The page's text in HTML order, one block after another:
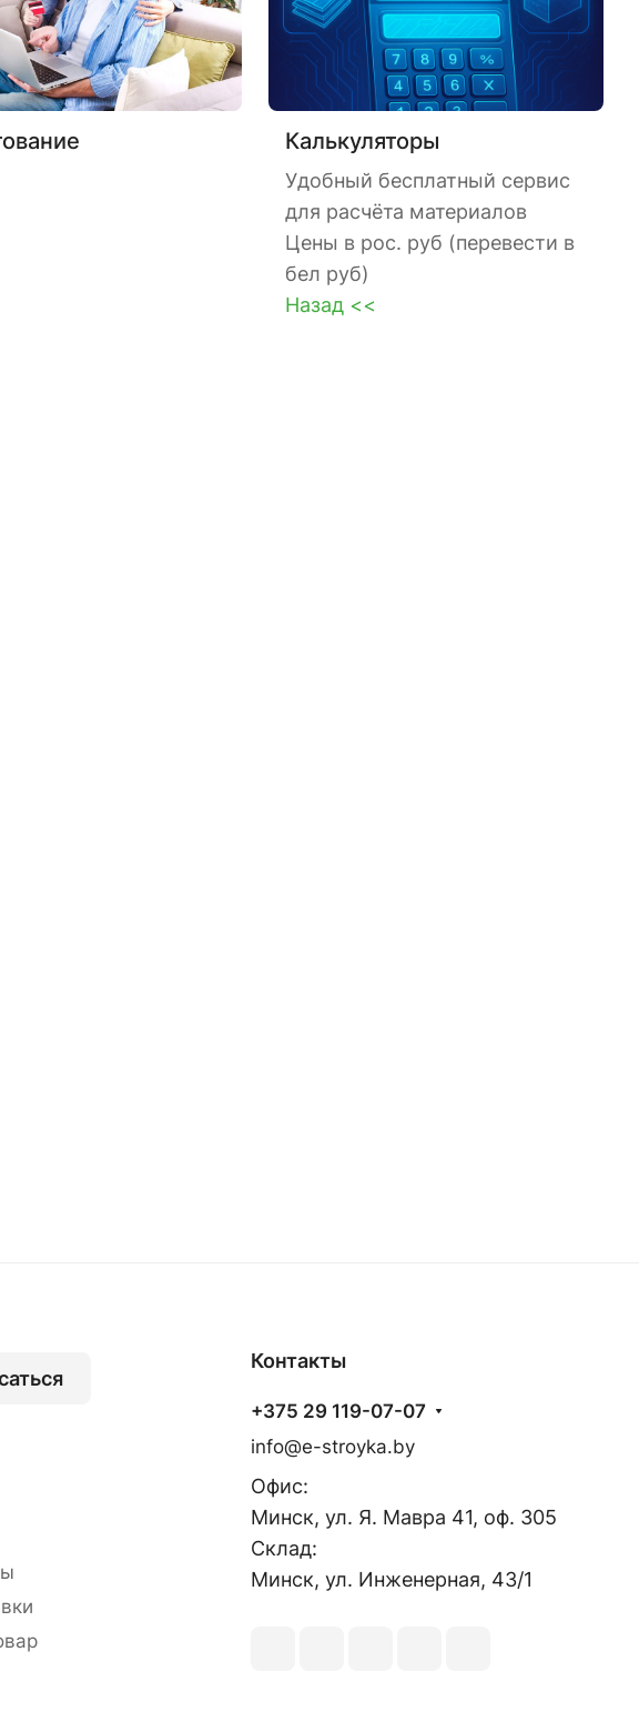
Калькуляторы
Удобный бесплатный сервис
для расчёта материалов
Цены в рос. руб (перевести в
бел руб)
Назад <<
Контакты
+375 29 119-07-07
info@e-stroyka.by
Офис:
Минск, ул. Я. Мавра 41, оф. 305
Склад:
Минск, ул. Инженерная, 43/1